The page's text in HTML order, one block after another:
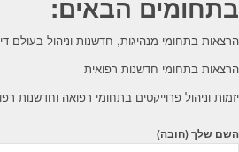
הרצאות בתחומי מנהיגות, חדשנות וניהול בעולם
הרצאות בתחומי חדשנות רפואית
יזמות וניהול פרוייקטים בתחומי רפואה וחדשנות
השם שלך (חובה)